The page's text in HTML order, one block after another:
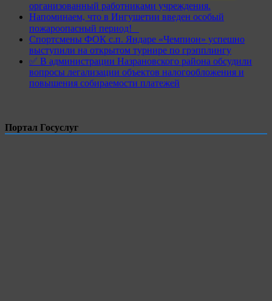
организованный работниками учреждения.
Напоминаем, что в Ингушетии введен особый
пожароопасный период!⁣⁣⠀
Спортсмены ФОК с.п. Яндаре «Чемпион» успешно
выступили на открытом турнире по грэпплингу
✅ В администрации Назрановского района обсудили
вопросы легализации объектов налогообложения и
повышения собираемости платежей
Портал Госуслуг